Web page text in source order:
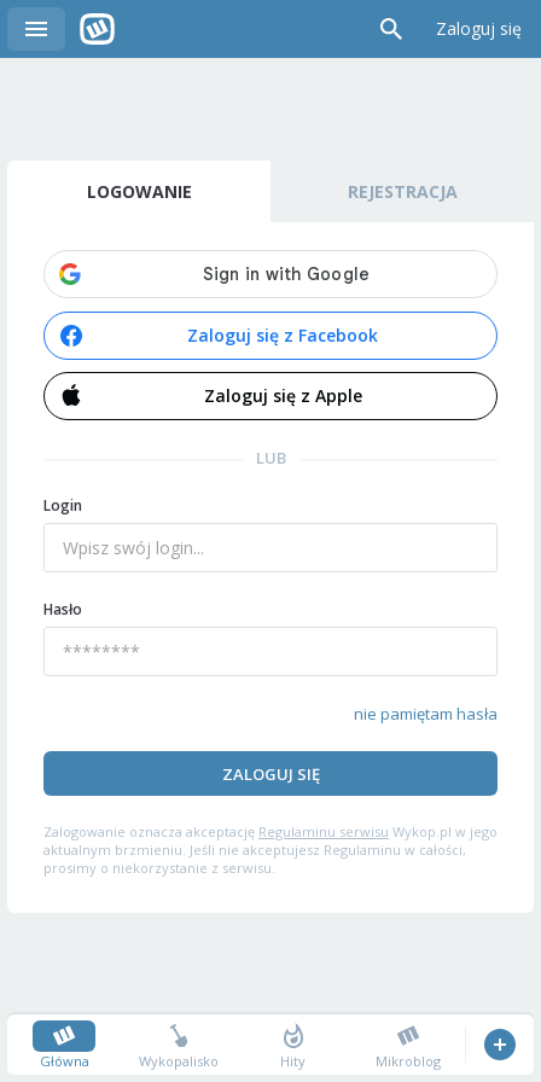
Zaloguj się
LOGOWANIE REJESTRACJA
Zaloguj się z Facebook
Zaloguj się z Apple
LUB
Login
Hasło
nie pamiętam hasła
ZALOGUJ SIĘ
Zalogowanie oznacza akceptację Regulaminu serwisu Wykop.pl w jego
aktualnym brzmieniu. Jeśli nie akceptujesz Regulaminu w całości,
prosimy o niekorzystanie z serwisu.
Główna Wykopalisko Hity Mikroblog